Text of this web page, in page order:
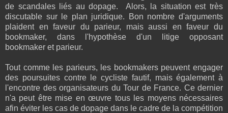
de scandales liés au dopage. Alors, la situation est très
discutable sur le plan juridique. Bon nombre d'arguments
plaident en faveur du parieur, mais aussi en faveur du
bookmaker, dans l'hypothèse d'un litige opposant
bookmaker et parieur.
Tout comme les parieurs, les bookmakers peuvent engager
des poursuites contre le cycliste fautif, mais également à
l'encontre des organisateurs du Tour de France. Ce dernier
n'a peut être mise en œuvre tous les moyens nécessaires
afin éviter les cas de dopage dans le cadre de la compétition